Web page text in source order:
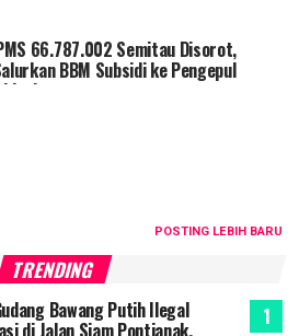
66.787.002 Semitau Disorot,
BBM Subsidi ke Pengepul
POSTING LEBIH BARU
TRENDING
Bawang Putih Ilegal
di Jalan Siam Pontianak,